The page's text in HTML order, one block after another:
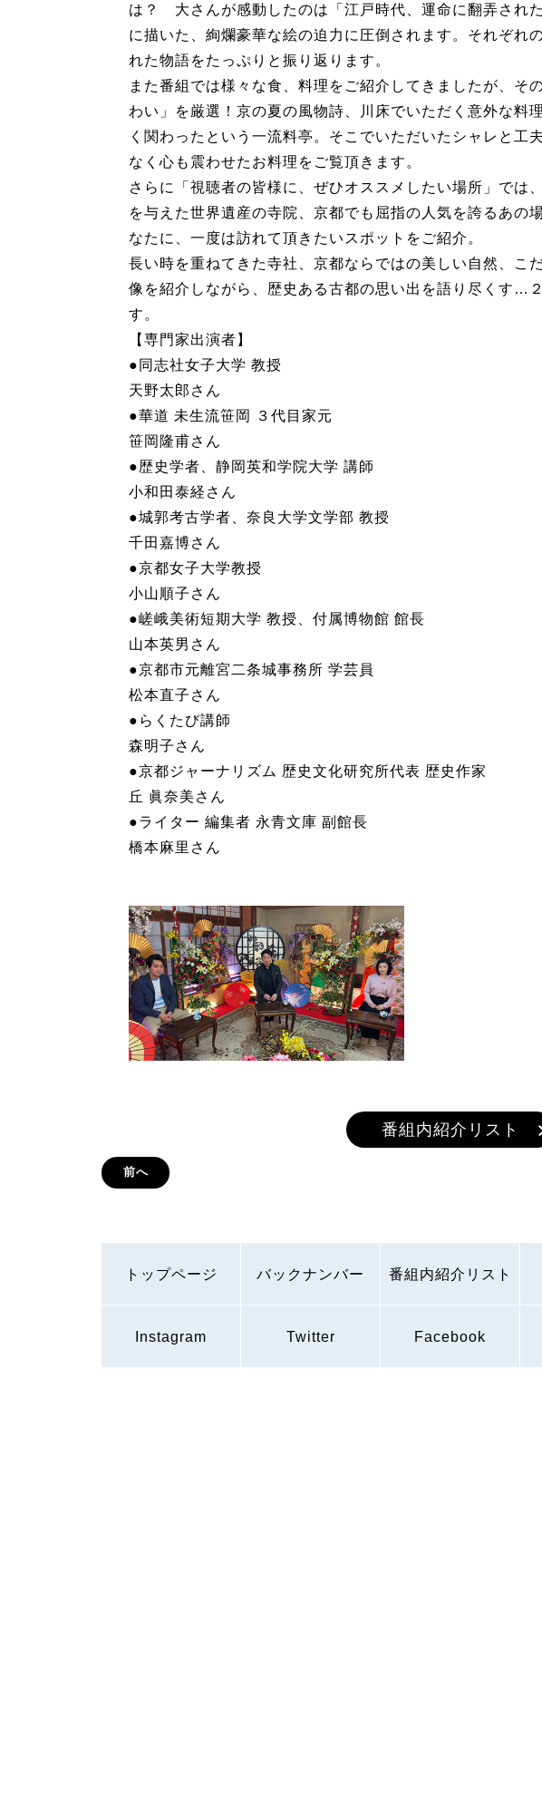
は？ 大さんが感動したのは「江戸時代、運命に翻弄され
に描いた、絢爛豪華な絵の迫力に圧倒されます。それぞれ
れた物語をたっぷりと振り返ります。
また番組では様々な食、料理をご紹介してきましたが、そ
わい」を厳選！京の夏の風物詩、川床でいただく意外な料
く関わったという一流料亭。そこでいただいたシャレと工
なく心も震わせたお料理をご覧頂きます。
さらに「視聴者の皆様に、ぜひオススメしたい場所」では
を与えた世界遺産の寺院、京都でも屈指の人気を誇るあの
なたに、一度は訪れて頂きたいスポットをご紹介。
長い時を重ねてきた寺社、京都ならではの美しい自然、こ
像を紹介しながら、歴史ある古都の思い出を語り尽くす…
す。
【専門家出演者】
●同志社女子大学 教授
天野太郎さん
●華道 未生流笹岡 ３代目家元
笹岡隆甫さん
●歴史学者、静岡英和学院大学 講師
小和田泰経さん
●城郭考古学者、奈良大学文学部 教授
千田嘉博さん
●京都女子大学教授
小山順子さん
●嵯峨美術短期大学 教授、付属博物館 館長
山本英男さん
●京都市元離宮二条城事務所 学芸員
松本直子さん
●らくたび講師
森明子さん
●京都ジャーナリズム 歴史文化研究所代表 歴史作家
丘 眞奈美さん
●ライター 編集者 永青文庫 副館長
橋本麻里さん
番組内紹介リスト
前へ
トップページ バックナンバー 番組内紹介リスト
Instagram Twitter Facebook